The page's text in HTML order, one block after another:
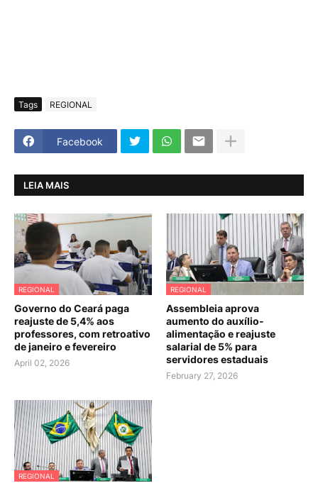
Tags REGIONAL
Facebook
LEIA MAIS
REGIONAL
Governo do Ceará paga
reajuste de 5,4% aos
professores, com retroativo
de janeiro e fevereiro
April 02, 2026
REGIONAL
Assembleia aprova
aumento do auxílio-
alimentação e reajuste
salarial de 5% para
servidores estaduais
February 27, 2026
REGIONAL